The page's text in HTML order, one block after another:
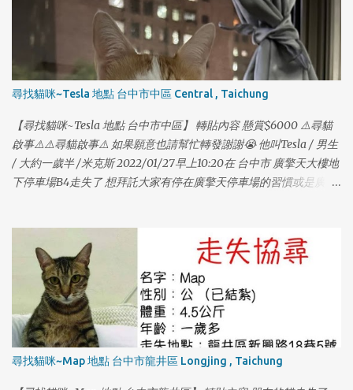
尋找貓咪~Tesla 地點 台中市中區 Central , Taichung
【尋找貓咪~Tesla 地點 台中市中區】 轉貼內容 懸賞$6000 ⚠️尋貓
啟事⚠️⚠️尋貓啟事⚠️ 如果願意也請幫忙轉發謝謝😭 他叫Tesla / 男生
/ 大約一歲半 /米克斯 2022/01/27早上10:20在 台中市 廣擎天大樓地
下停車場B4走失了 想拜託大家有停在廣擎天停車場的習慣或是廣擎
大動作，他很喜歡吃鱈魚香絲，在家只要聽到包裝聲他就會過來
吃。 也有可能躲在車子底下管線，可以的話請大家幫忙注意，謝謝
大家🙏🏻🙏🏻🙏🏻🙏🏻🙏🏻 如果有找到或看到請聯絡 0976382707
（趙小姐） 0916917598（謝小姐） 再麻煩大家幫忙謝謝大家。
尋找貓咪~Map 地點 台中市龍井區 Longjing , Taichung